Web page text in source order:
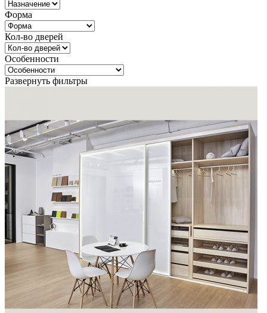
Форма
Кол-во дверей
Особенности
Развернуть фильтры